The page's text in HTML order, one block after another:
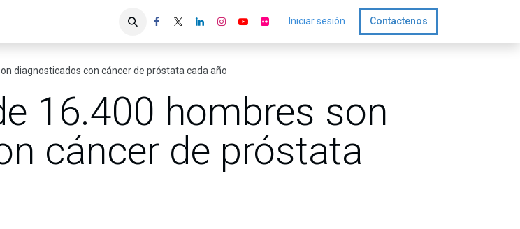
Iniciar sesión Contactenos
diagnosticados con cáncer de próstata cada año
16.400 hombres son
cáncer de próstata